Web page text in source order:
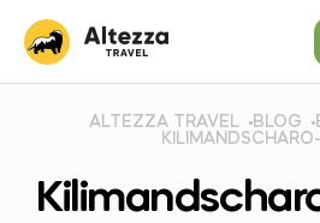
ALTEZZA TRAVEL BLOG